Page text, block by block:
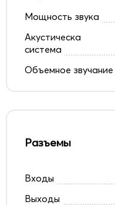
Мощность звука
Акустическа
система
Объемное звучание
Разъемы
Входы
Выходы